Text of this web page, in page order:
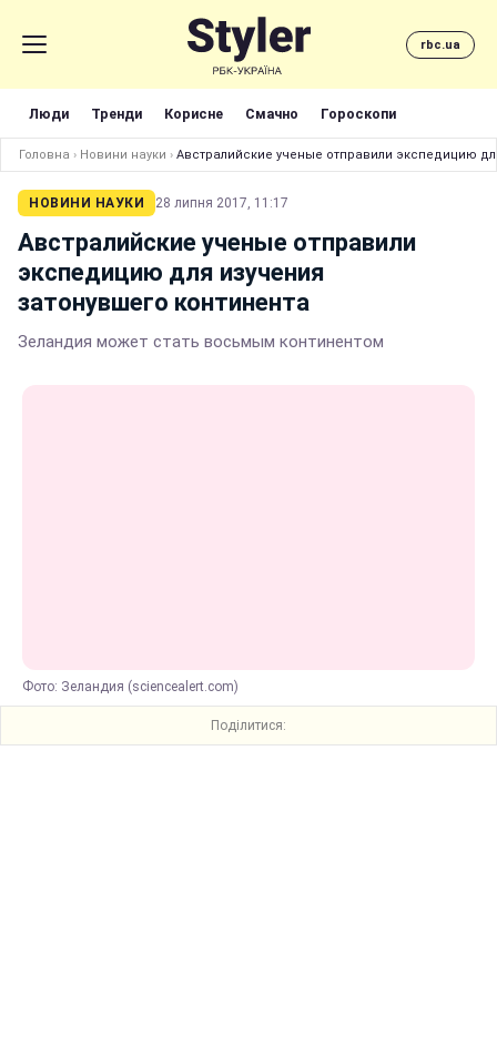
rbc.ua
Люди Тренди Корисне Смачно Гороскопи
Головна › Новини науки › Австралийские ученые отправили экспедицию
НОВИНИ НАУКИ 28 липня 2017, 11:17
Австралийские ученые отправили
экспедицию для изучения
затонувшего континента
Зеландия может стать восьмым континентом
Фото: Зеландия (sciencealert.com)
Поділитися: